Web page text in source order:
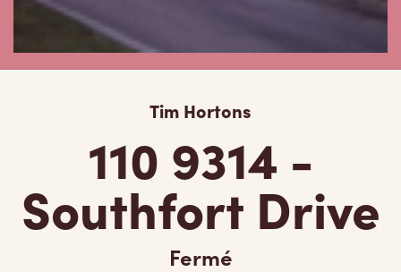
Tim Hortons
110 9314 -
Southfort Drive
Fermé